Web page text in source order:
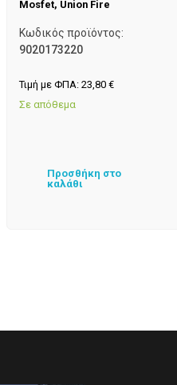
Mosfet, Union Fire
Κωδικός προϊόντος:
9020173220
Τιμή με ΦΠΑ: 23,80 €
Σε απόθεμα
Προσθήκη στο
καλάθι